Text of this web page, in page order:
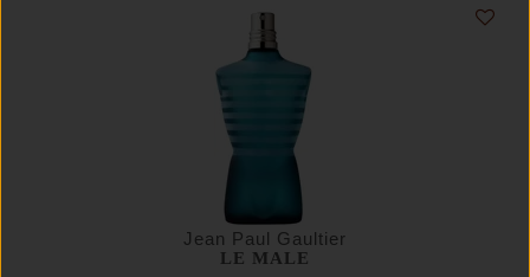
Jean Paul Gaultier
LE MALE